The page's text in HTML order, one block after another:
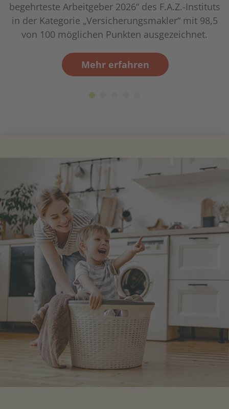
begehrteste Arbeitgeber 2026“ des F.A.Z.-Instituts
in der Kategorie „Versicherungsmakler“ mit 98,5
von 100 möglichen Punkten ausgezeichnet.
Mehr erfahren